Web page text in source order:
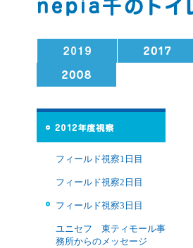
フィールド視察1日目
フィールド視察2日目
フィールド視察3日目
ユニセフ 東ティモール事
務所からのメッセージ